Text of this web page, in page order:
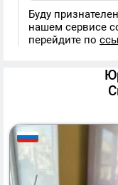
Буду
нашем сервисе
перейдите по